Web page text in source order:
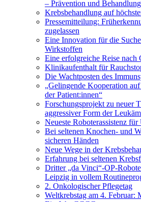
– Prävention und
Krebsbehandlung auf
Pressemitteilung:
zugelassen
Eine Innovation für die
Wirkstoffen
Eine erfolgreiche Reise
Klinikaufenthalt für
Die Wachtposten des
„Gelingende Kooperation
der Patient:innen“
Forschungsprojekt zu neuer
aggressiver Form der
Neueste Roboterassistenz
Bei seltenen Knochen- und
sicheren Händen
Neue Wege in der
Erfahrung bei seltenen
Dritter „da Vinci“-OP-
Leipzig in vollem
2. Onkologischer Pflegetag
Weltkrebstag am 4. Februar: